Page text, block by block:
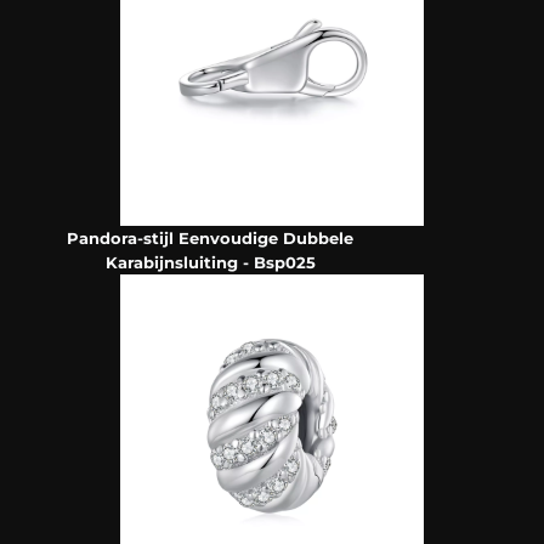
Pandora-stijl Eenvoudige Dubbele
Karabijnsluiting - Bsp025